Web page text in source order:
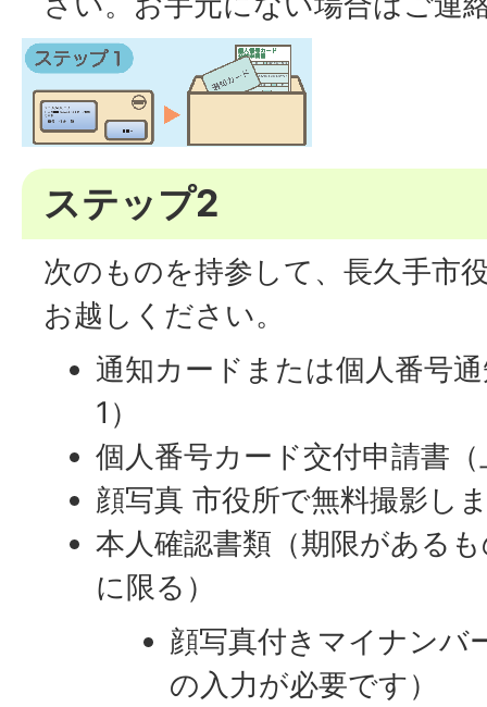
ステップ2
次のものを持参して、長久手市
お越しください。
通知カードまたは個人番号
1）
個人番号カード交付申請書
顔写真 市役所で無料撮影し
本人確認書類（期限がある
に限る）
顔写真付きマイナンバ
の入力が必要です）